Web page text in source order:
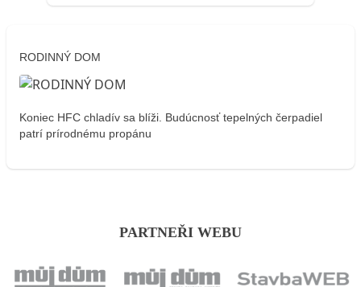
RODINNÝ DOM
Koniec HFC chladív sa blíži. Budúcnosť tepelných čerpadiel
patrí prírodnému propánu
PARTNEŘI WEBU